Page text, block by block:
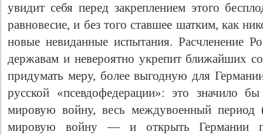
увидит себя перед закреплением этого
равновесие, и без того ставшее шатким, как
новые невиданные испытания. Расчленение
державам и невероятно укрепит ближайших
придумать меру, более выгодную для
русской «псевдофедерации»: это значило
мировую войну, весь междувоенный
мировую войну — и открыть Германии